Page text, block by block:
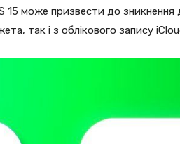
15 може призвести до
так і з облікового запису